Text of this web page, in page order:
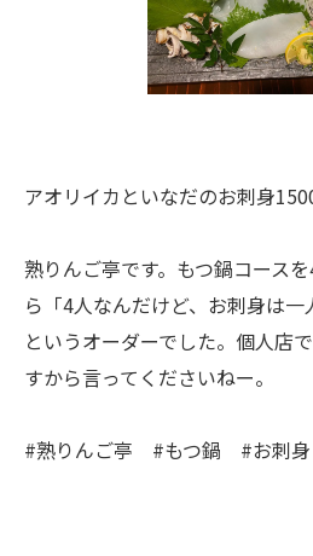
アオリイカといなだのお刺身
熟りんご亭です。もつ鍋コース
ら「4人なんだけど、お刺身は一
というオーダーでした。個人店
すから言ってくださいねー。
#熟りんご亭 #もつ鍋 #お刺